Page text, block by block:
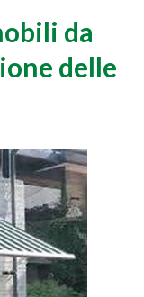
da
delle